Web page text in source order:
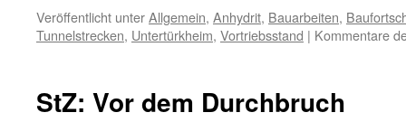
Veröffentlicht unterAllgemein, Anhydrit, Bauarbeiten,
Tunnelstrecken, Untertürkheim, Vortriebsstand | Kommentare
StZ: Vor dem Durchbruch